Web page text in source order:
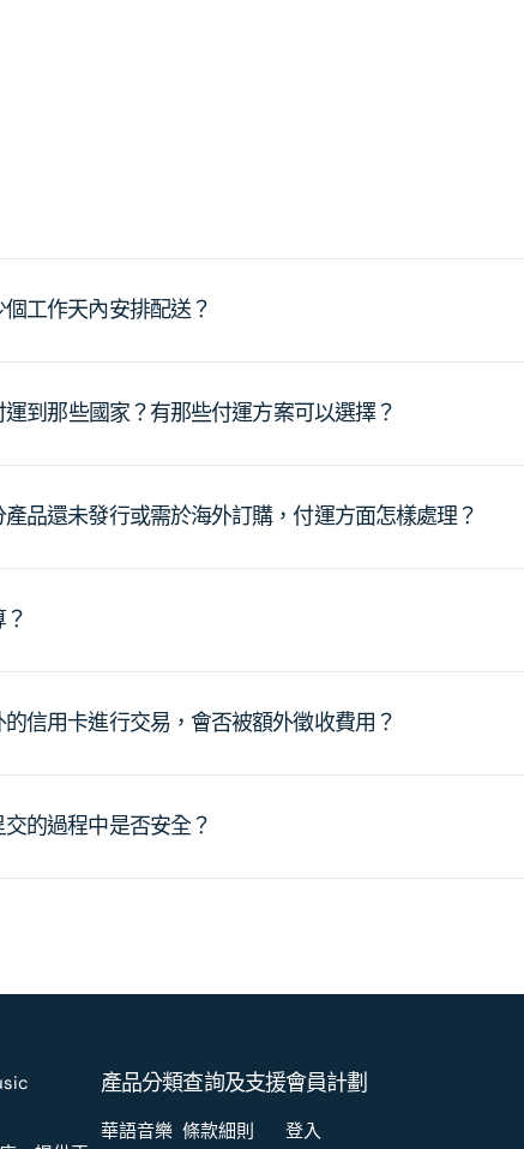
工作天內安排配送？
到那些國家？有那些付運方案可以選擇？
品還未發行或需於海外訂購，付運方面怎樣處理？
信用卡進行交易，會否被額外徵收費用？
的過程中是否安全？
產品分類
華語音樂
查詢及支援
條款細則
會員計劃
登入